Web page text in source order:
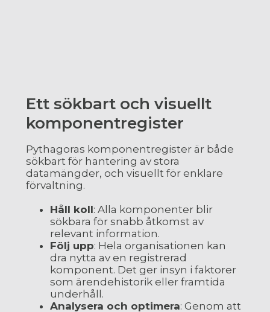
Ett sökbart och visuellt
komponentregister
Pythagoras komponentregister är både
sökbart för hantering av stora
datamängder, och visuellt för enklare
förvaltning.
Håll koll: Alla komponenter blir
sökbara för snabb åtkomst av
relevant information.
Följ upp: Hela organisationen kan
dra nytta av en registrerad
komponent. Det ger insyn i faktorer
som ärendehistorik eller framtida
underhåll.
Analysera och optimera: Genom att